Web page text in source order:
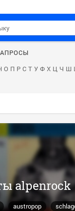
О П Р С Т У Ф Х Ц Ч Ш
alpenrock
austropop